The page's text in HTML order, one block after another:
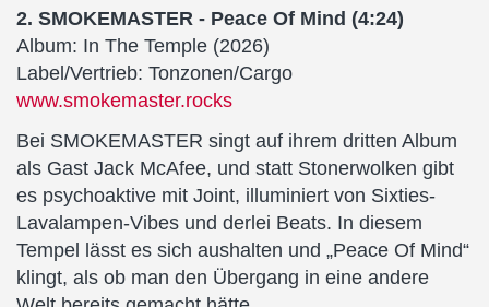
2. SMOKEMASTER - Peace Of Mind (4:24)
Album: In The Temple (2026)
Label/Vertrieb: Tonzonen/Cargo
www.smokemaster.rocks
Bei SMOKEMASTER singt auf ihrem dritten Album
als Gast Jack McAfee, und statt Stonerwolken gibt
es psychoaktive mit Joint, illuminiert von Sixties-
Lavalampen-Vibes und derlei Beats. In diesem
Tempel lässt es sich aushalten und „Peace Of Mind“
klingt, als ob man den Übergang in eine andere